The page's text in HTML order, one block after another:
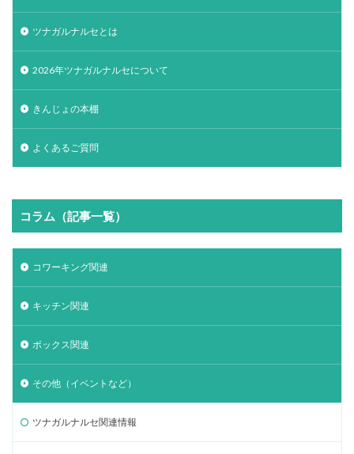
ツナガルナルセとは
2026年ツナガルナルセについて
きんじょの本棚
よくあるご質問
コラム（記事一覧）
コワーキング関連
キッチン関連
ボックス関連
その他（イベントなど）
ツナガルナルセ関連情報